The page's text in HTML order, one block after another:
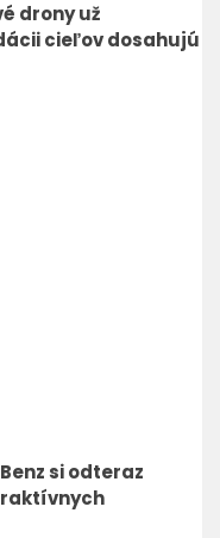
drony už
cieľov dosahujú
si odteraz